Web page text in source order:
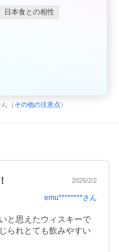
日本食との相性
（ その他の注意点 ）
2026/2/2
emu********さん
と思えたウィスキーで
られとても飲みやすい